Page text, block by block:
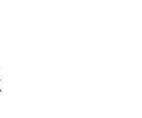
US GAAP